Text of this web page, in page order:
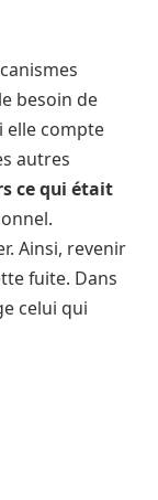
besoin de
elle compte
autres
ce qui était
Ainsi, revenir
fuite. Dans
celui qui